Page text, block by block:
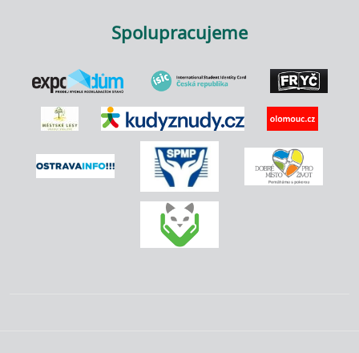
Spolupracujeme